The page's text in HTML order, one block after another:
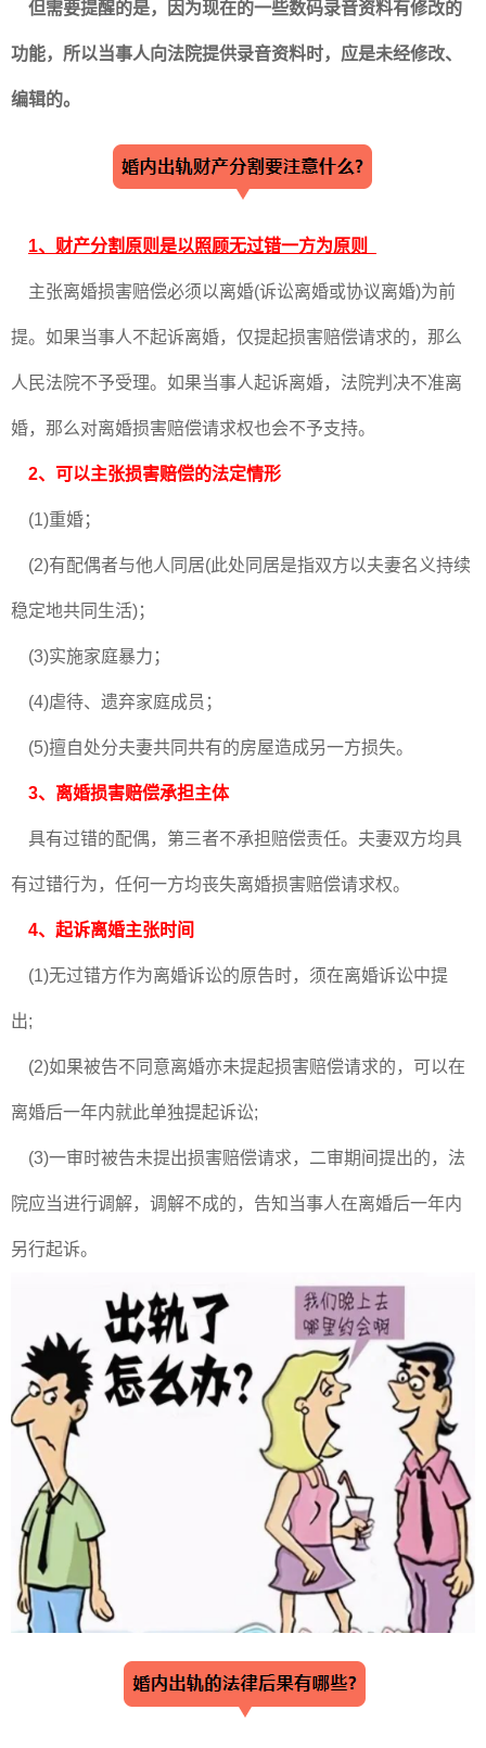
但需要提醒的是，因为现在的一些数码录音资料有修改的
功能，所以当事人向法院提供录音资料时，应是未经修改、
编辑的。
1、财产分割原则是以照顾无过错一方为原则
主张离婚损害赔偿必须以离婚(诉讼离婚或协议离婚)为前
提。如果当事人不起诉离婚，仅提起损害赔偿请求的，那么
人民法院不予受理。如果当事人起诉离婚，法院判决不准离
婚，那么对离婚损害赔偿请求权也会不予支持。
2、可以主张损害赔偿的法定情形
(1)重婚；
(2)有配偶者与他人同居(此处同居是指双方以夫妻名义持续
稳定地共同生活)；
(3)实施家庭暴力；
(4)虐待、遗弃家庭成员；
(5)擅自处分夫妻共同共有的房屋造成另一方损失。
3、离婚损害赔偿承担主体
具有过错的配偶，第三者不承担赔偿责任。夫妻双方均具
有过错行为，任何一方均丧失离婚损害赔偿请求权。
4、起诉离婚主张时间
(1)无过错方作为离婚诉讼的原告时，须在离婚诉讼中提
出;
(2)如果被告不同意离婚亦未提起损害赔偿请求的，可以在
离婚后一年内就此单独提起诉讼;
(3)一审时被告未提出损害赔偿请求，二审期间提出的，法
院应当进行调解，调解不成的，告知当事人在离婚后一年内
另行起诉。